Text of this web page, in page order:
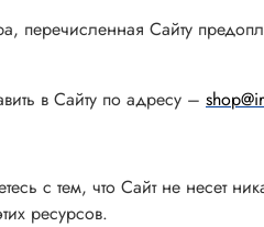
перечисленная Сайту
в Сайту по адресу –
с тем, что Сайт не несет
ресурсов.